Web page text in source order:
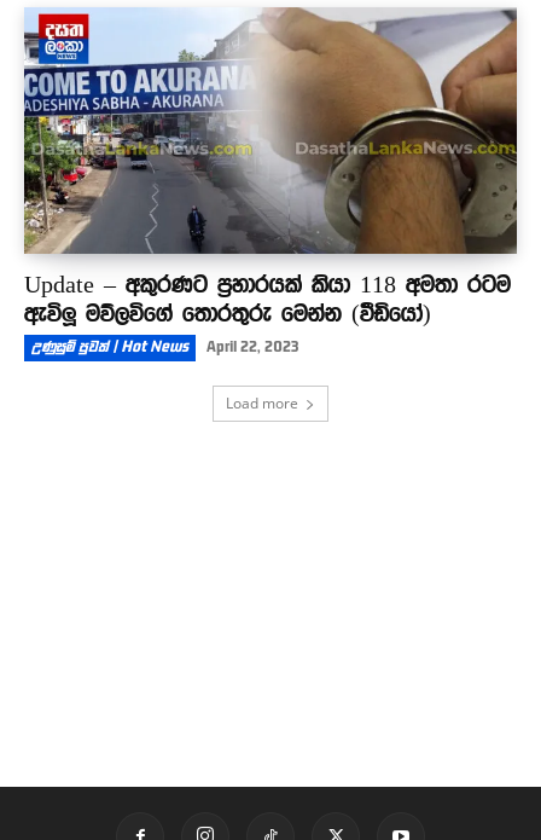
Update – අකුරණට ප්‍රහාරයක් කියා 118 අමතා රටම
ඇවිලූ මව්ලවිගේ තොරතුරු මෙන්න (වීඩියෝ)
උණුසුම් පුවත් | Hot News April 22, 2023
Load more